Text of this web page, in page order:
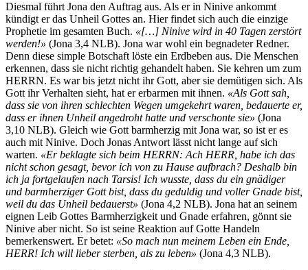
Diesmal führt Jona den Auftrag aus. Als er in Ninive ankommt
kündigt er das Unheil Gottes an. Hier findet sich auch die einzige
Prophetie im gesamten Buch. «[…] Ninive wird in 40 Tagen zerstört
werden!» (Jona 3,4 NLB). Jona war wohl ein begnadeter Redner.
Denn diese simple Botschaft löste ein Erdbeben aus. Die Menschen
erkennen, dass sie nicht richtig gehandelt haben. Sie kehren um zum
HERRN. Es war bis jetzt nicht ihr Gott, aber sie demütigen sich. Als
Gott ihr Verhalten sieht, hat er erbarmen mit ihnen. «Als Gott sah,
dass sie von ihren schlechten Wegen umgekehrt waren, bedauerte er,
dass er ihnen Unheil angedroht hatte und verschonte sie» (Jona
3,10 NLB). Gleich wie Gott barmherzig mit Jona war, so ist er es
auch mit Ninive. Doch Jonas Antwort lässt nicht lange auf sich
warten. «Er beklagte sich beim HERRN: Ach HERR, habe ich das
nicht schon gesagt, bevor ich von zu Hause aufbrach? Deshalb bin
ich ja fortgelaufen nach Tarsis! Ich wusste, dass du ein gnädiger
und barmherziger Gott bist, dass du geduldig und voller Gnade bist,
weil du das Unheil bedauerst» (Jona 4,2 NLB). Jona hat an seinem
eignen Leib Gottes Barmherzigkeit und Gnade erfahren, gönnt sie
Ninive aber nicht. So ist seine Reaktion auf Gotte Handeln
bemerkenswert. Er betet: «So mach nun meinem Leben ein Ende,
HERR! Ich will lieber sterben, als zu leben» (Jona 4,3 NLB).